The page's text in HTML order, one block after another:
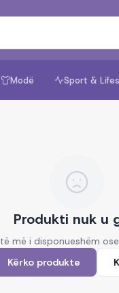
Modë Sport &
Produkti nuk u
më i disponueshëm
Kërko produkte